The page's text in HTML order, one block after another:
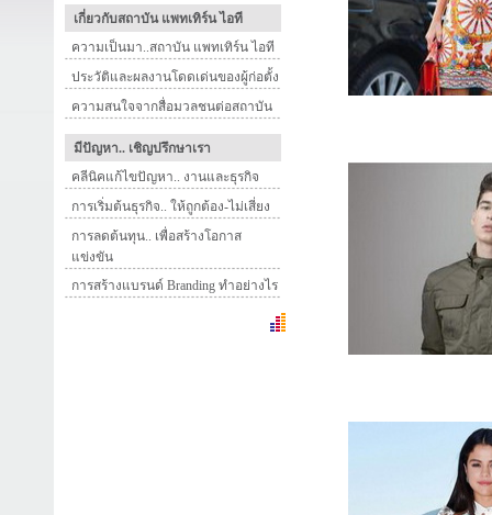
เกี่ยวกับสถาบัน แพทเทิร์น ไอที
ความเป็นมา..สถาบัน แพทเทิร์น ไอที
ประวัติและผลงานโดดเด่นของผู้ก่อตั้ง
ความสนใจจากสื่อมวลชนต่อสถาบัน
มีปัญหา.. เชิญปรึกษาเรา
คลีนิคแก้ไขปัญหา.. งานและธุรกิจ
การเริ่มต้นธุรกิจ.. ให้ถูกต้อง-ไม่เสี่ยง
การลดต้นทุน.. เพื่อสร้างโอกาส
แข่งขัน
การสร้างแบรนด์ Branding ทำอย่างไร